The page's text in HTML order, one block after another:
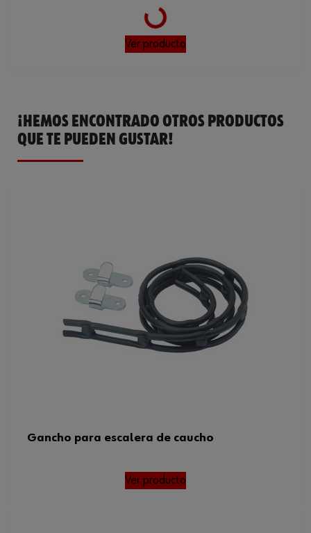
Loading...
Ver producto
¡HEMOS ENCONTRADO OTROS PRODUCTOS
QUE TE PUEDEN GUSTAR!
Gancho para escalera de caucho
Ver producto